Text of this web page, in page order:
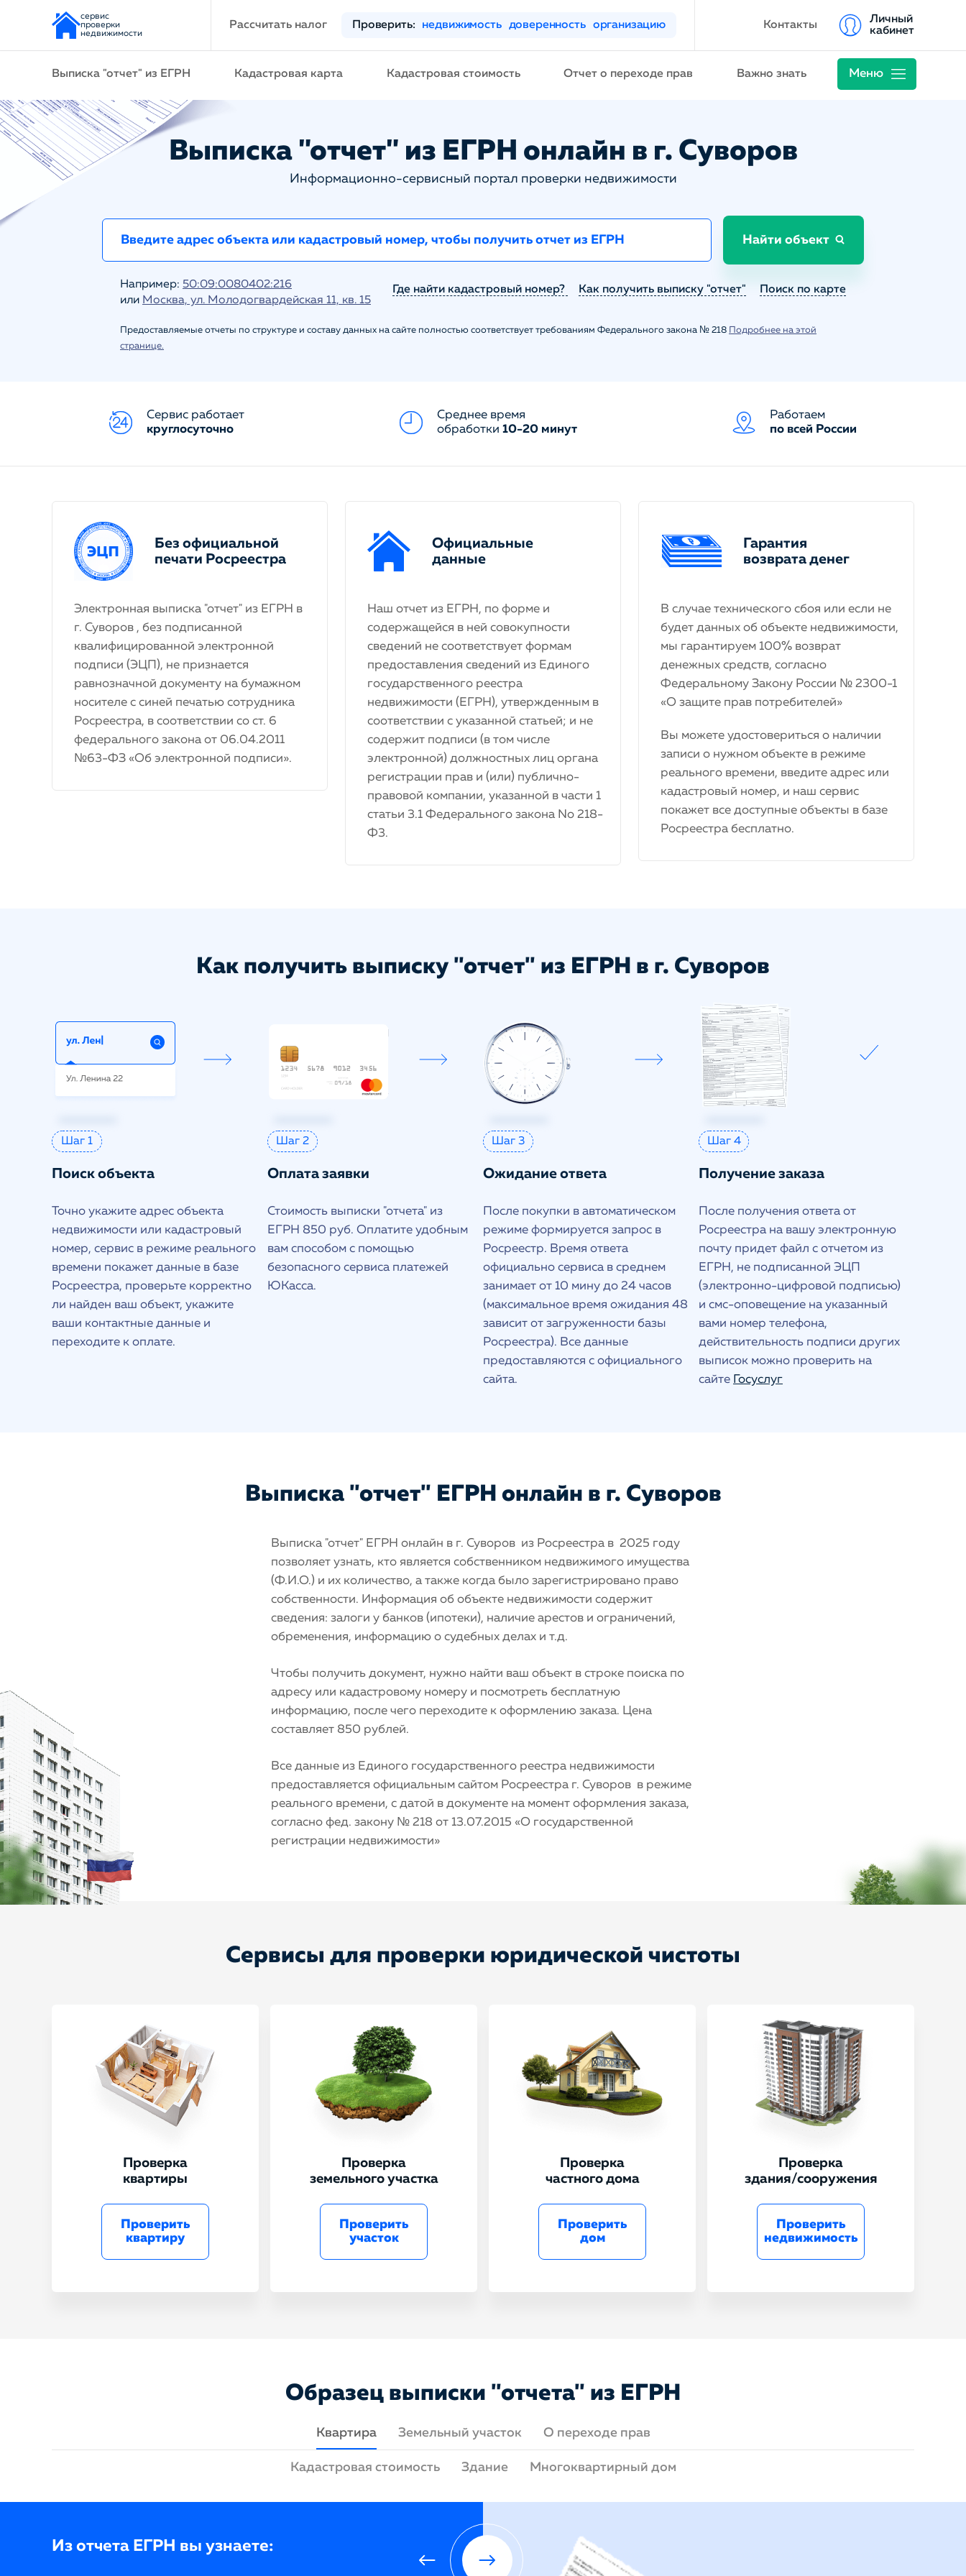
сервис
проверки
недвижимости
Рассчитать налог Проверить: недвижимость доверенность организацию Контакты
Личный
кабинет
Выписка "отчет" из ЕГРН Кадастровая карта Кадастровая стоимость Отчет о переходе прав Важно знать Меню
Выписка "отчет" из ЕГРН онлайн в г. Суворов
Информационно-сервисный портал проверки недвижимости
Найти объект
Например: 50:09:0080402:216
или Москва, ул. Молодогвардейская 11, кв. 15
Где найти кадастровый номер? Как получить выписку "отчет" Поиск по карте
Предоставляемые отчеты по структуре и составу данных на сайте полностью соответствует требованиям Федерального закона № 218 Подробнее на этой
странице.
Сервис работает
круглосуточно
Среднее время
обработки 10-20 минут
Работаем
по всей России
Без официальной
печати Росреестра
Электронная выписка "отчет" из ЕГРН в
г. Суворов , без подписанной
квалифицированной электронной
подписи (ЭЦП), не признается
равнозначной документу на бумажном
носителе с синей печатью сотрудника
Росреестра, в соответствии со ст. 6
федерального закона от 06.04.2011
№63-ФЗ «Об электронной подписи».
Официальные
данные
Наш отчет из ЕГРН, по форме и
содержащейся в ней совокупности
сведений не соответствует формам
предоставления сведений из Единого
государственного реестра
недвижимости (ЕГРН), утвержденным в
соответствии с указанной статьей; и не
содержит подписи (в том числе
электронной) должностных лиц органа
регистрации прав и (или) публично-
правовой компании, указанной в части 1
статьи 3.1 Федерального закона No 218-
Ф3.
Гарантия
возврата денег
В случае технического сбоя или если не
будет данных об объекте недвижимости,
мы гарантируем 100% возврат
денежных средств, согласно
Федеральному Закону России № 2300-1
«О защите прав потребителей»
Вы можете удостовериться о наличии
записи о нужном объекте в режиме
реального времени, введите адрес или
кадастровый номер, и наш сервис
покажет все доступные объекты в базе
Росреестра бесплатно.
Как получить выписку "отчет" из ЕГРН в г. Суворов
Шаг 1
Поиск объекта
Точно укажите адрес объекта
недвижимости или кадастровый
номер, сервис в режиме реального
времени покажет данные в базе
Росреестра, проверьте корректно
ли найден ваш объект, укажите
ваши контактные данные и
переходите к оплате.
Шаг 2
Оплата заявки
Стоимость выписки "отчета" из
ЕГРН 850 руб. Оплатите удобным
вам способом с помощью
безопасного сервиса платежей
ЮКасса.
Шаг 3
Ожидание ответа
После покупки в автоматическом
режиме формируется запрос в
Росреестр. Время ответа
официально сервиса в среднем
занимает от 10 мину до 24 часов
(максимальное время ожидания 48
зависит от загруженности базы
Росреестра). Все данные
предоставляются с официального
сайта.
Шаг 4
Получение заказа
После получения ответа от
Росреестра на вашу электронную
почту придет файл с отчетом из
ЕГРН, не подписанной ЭЦП
(электронно-цифровой подписью)
и смс-оповещение на указанный
вами номер телефона,
действительность подписи других
выписок можно проверить на
сайте Госуслуг
Выписка "отчет" ЕГРН онлайн в г. Суворов
Выписка "отчет" ЕГРН онлайн в г. Суворов из Росреестра в 2025 году
позволяет узнать, кто является собственником недвижимого имущества
(Ф.И.О.) и их количество, а также когда было зарегистрировано право
собственности. Информация об объекте недвижимости содержит
сведения: залоги у банков (ипотеки), наличие арестов и ограничений,
обременения, информацию о судебных делах и т.д.
Чтобы получить документ, нужно найти ваш объект в строке поиска по
адресу или кадастровому номеру и посмотреть бесплатную
информацию, после чего переходите к оформлению заказа. Цена
составляет 850 рублей.
Все данные из Единого государственного реестра недвижимости
предоставляется официальным сайтом Росреестра г. Суворов в режиме
реального времени, с датой в документе на момент оформления заказа,
согласно фед. закону № 218 от 13.07.2015 «О государственной
регистрации недвижимости»
Сервисы для проверки юридической чистоты
Проверка
квартиры
Проверить
квартиру
Проверка
земельного участка
Проверить
участок
Проверка
частного дома
Проверить
дом
Проверка
здания/сооружения
Проверить
недвижимость
Образец выписки "отчета" из ЕГРН
Квартира Земельный участок О переходе прав
Кадастровая стоимость Здание Многоквартирный дом
Из отчета ЕГРН вы узнаете: